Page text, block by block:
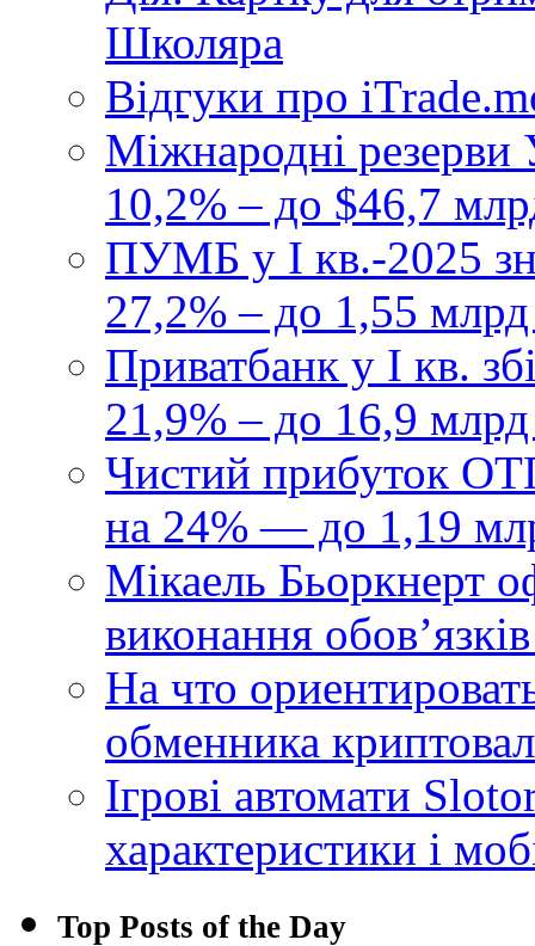
Школяра
Відгуки про
Міжнародні резерви
10,2% – до $46,7
ПУМБ у I кв.-2025
27,2% – до 1,55
Приватбанк у І кв.
21,9% – до 16,9
Чистий прибуток
на 24% — до 1,19
Мікаель Бьоркнерт
виконання
На что
обменника
Ігрові автомати
характеристики і
Top Posts of the Day